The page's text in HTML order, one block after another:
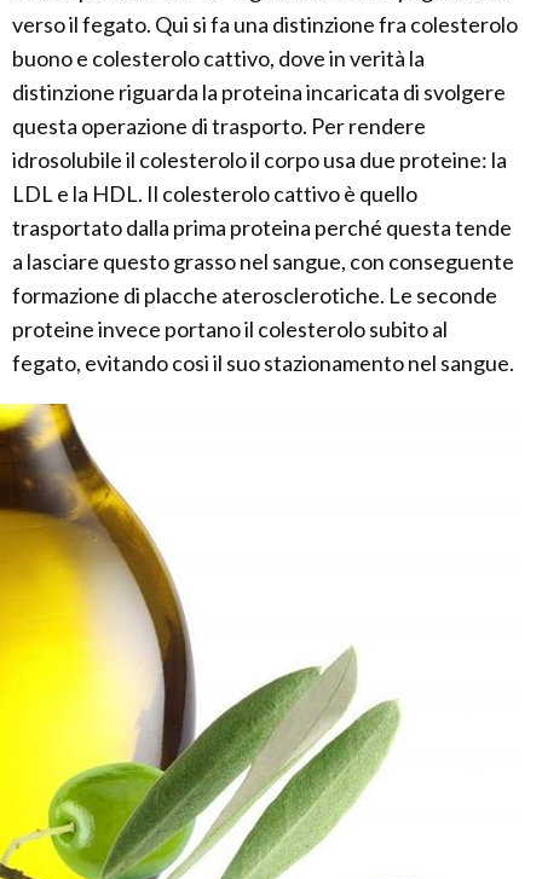
verso il fegato. Qui si fa una distinzione fra colesterolo
buono e colesterolo cattivo, dove in verità la
distinzione riguarda la proteina incaricata di svolgere
questa operazione di trasporto. Per rendere
idrosolubile il colesterolo il corpo usa due proteine: la
LDL e la HDL. Il colesterolo cattivo è quello
trasportato dalla prima proteina perché questa tende
a lasciare questo grasso nel sangue, con conseguente
formazione di placche aterosclerotiche. Le seconde
proteine invece portano il colesterolo subito al
fegato, evitando cosi il suo stazionamento nel sangue.